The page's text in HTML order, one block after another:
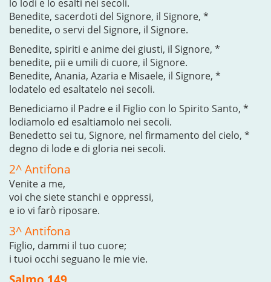
lo lodi e lo esalti nei secoli.
Benedite, sacerdoti del Signore, il Signore, *
benedite, o servi del Signore, il Signore.
Benedite, spiriti e anime dei giusti, il Signore, *
benedite, pii e umili di cuore, il Signore.
Benedite, Anania, Azaria e Misaele, il Signore, *
lodatelo ed esaltatelo nei secoli.
Benediciamo il Padre e il Figlio con lo Spirito Santo, *
lodiamolo ed esaltiamolo nei secoli.
Benedetto sei tu, Signore, nel firmamento del cielo, *
degno di lode e di gloria nei secoli.
2^ Antifona
Venite a me,
voi che siete stanchi e oppressi,
e io vi farò riposare.
3^ Antifona
Figlio, dammi il tuo cuore;
i tuoi occhi seguano le mie vie.